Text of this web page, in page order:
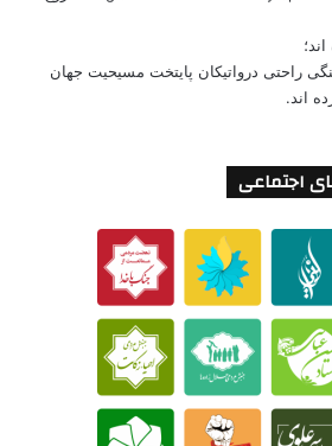
راحتی درواتیکان پایتخت مسیحیت جهان
اند.
اجتماعی